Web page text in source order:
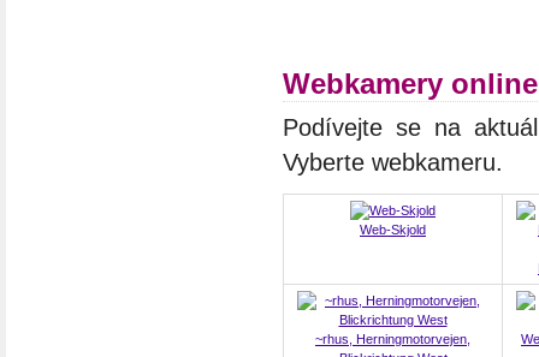
Webkamery
Podívejte se na
Vyberte webkameru.
Web-Skjold
~rhus, Herningmotorvejen,